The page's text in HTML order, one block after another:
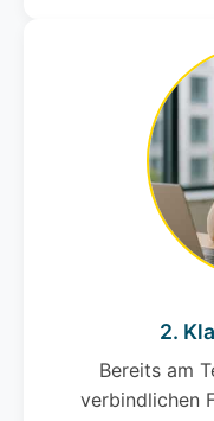
2.
Bereits am
verbindlichen